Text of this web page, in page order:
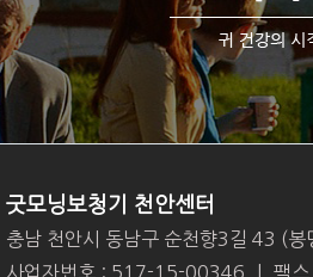
굿모닝보청기 천안센터
충남 천안시 동남구 순천향3길 43 (봉
사업자번호 : 517-15-00346
팩스